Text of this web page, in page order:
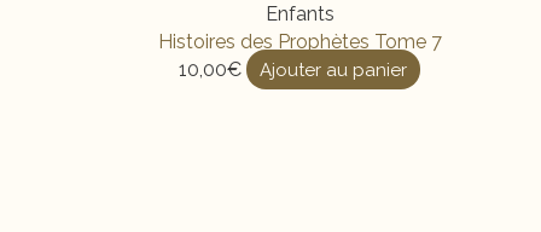
Enfants
Histoires des Prophètes Tome 7
10,00€ Ajouter au panier